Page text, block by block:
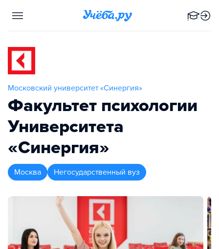
Московский университет «Синергия»
Факультет психологии
Университета
«Синергия»
Москва Негосударственный вуз